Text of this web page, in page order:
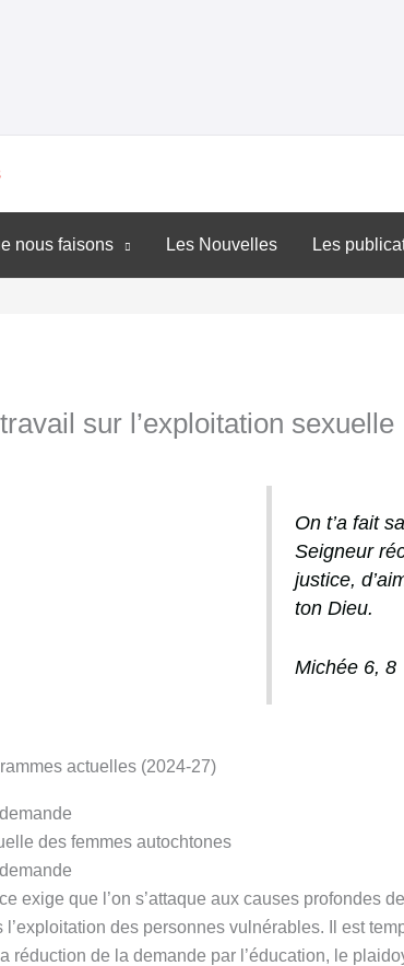
nous faisons Les Nouvelles Les
sur l’exploitation sexuelle
On t’a fait
Seigneur
justice,
ton Dieu.
Michée 6, 8
actuelles (2024-27)
des femmes autochtones
exige que l’on s’attaque aux causes profondes
des personnes vulnérables. Il est
réduction de la demande par l’éducation, le